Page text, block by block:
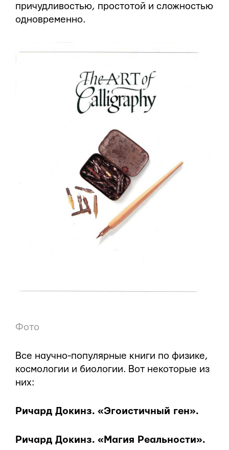
причудливостью, простотой и сложностью
одновременно.
Фото
Все научно-популярные книги по физике,
космологии и биологии. Вот некоторые из
них:
Ричард Докинз. «Эгоистичный ген».
Ричард Докинз. «Магия Реальности».